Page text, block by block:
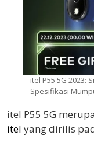
itel P55 5G 2023:
Spesifikasi
itel P55 5G
itel yang dirilis